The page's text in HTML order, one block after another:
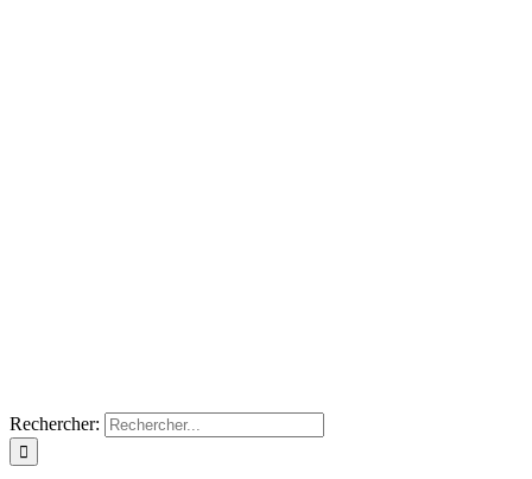
Rechercher: